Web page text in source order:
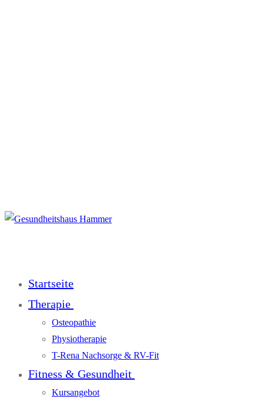
Startseite
Therapie
Osteopathie
Physiotherapie
T-Rena Nachsorge & RV-Fit
Fitness & Gesundheit
Kursangebot